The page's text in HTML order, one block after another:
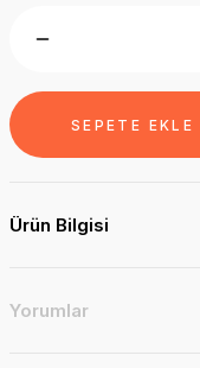
SEPETE EKLE
Ürün Bilgisi
Yorumlar